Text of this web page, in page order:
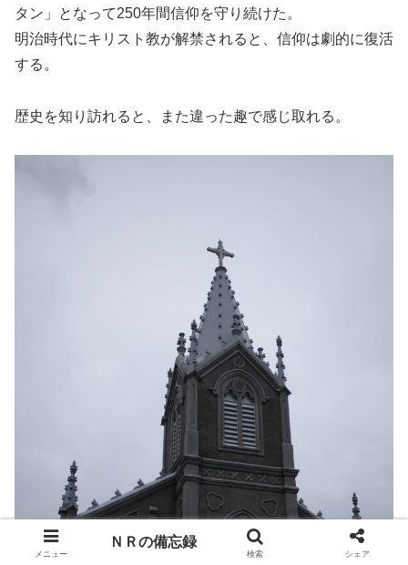
タン」となって250年間信仰を守り続けた。
明治時代にキリスト教が解禁されると、信仰は劇的に復活
する。
歴史を知り訪れると、また違った趣で感じ取れる。
メニュー
ＮＲの備忘録
検索 シェア